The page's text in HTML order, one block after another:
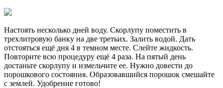
Настоять несколько дней воду. Скорлупу поместить в
трехлитровую банку на две третьих. Залить водой. Дать
отстояться ещё дня 4 в темном месте. Слейте жидкость.
Повторите всю процедуру ещё 4 раза. На пятый день
достаньте скорлупу и измельчите ее. Нужно довести до
порошкового состояния. Образовавшийся порошок смешайте
с землей. Удобрение готово!